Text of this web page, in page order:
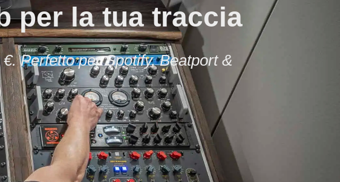
per la tua traccia
Perfetto per Spotify, Beatport &